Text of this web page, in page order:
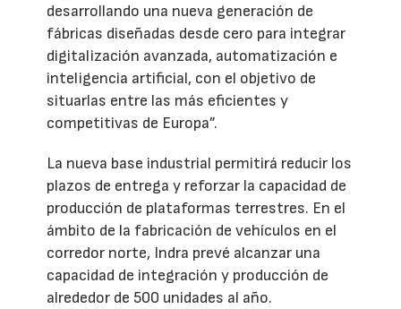
desarrollando una nueva generación de
fábricas diseñadas desde cero para integrar
digitalización avanzada, automatización e
inteligencia artificial, con el objetivo de
situarlas entre las más eficientes y
competitivas de Europa”.
La nueva base industrial permitirá reducir los
plazos de entrega y reforzar la capacidad de
producción de plataformas terrestres. En el
ámbito de la fabricación de vehículos en el
corredor norte, Indra prevé alcanzar una
capacidad de integración y producción de
alrededor de 500 unidades al año.